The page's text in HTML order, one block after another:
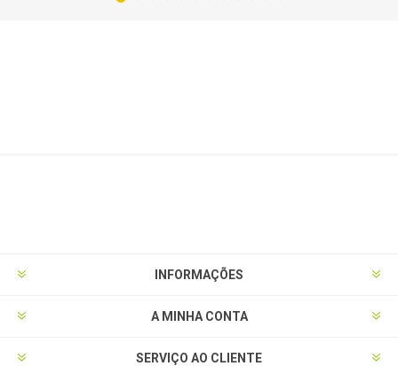
INFORMAÇÕES
A MINHA CONTA
SERVIÇO AO CLIENTE